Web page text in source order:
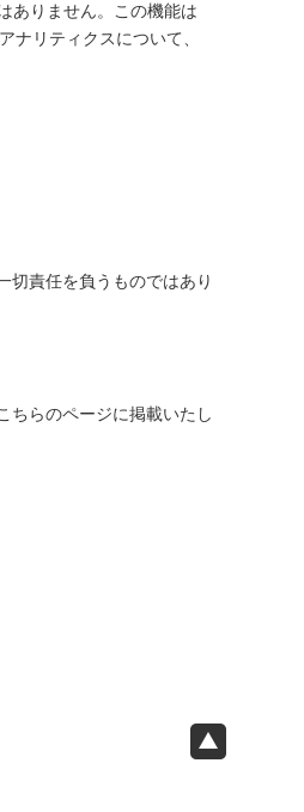
ありません。この機能は
ナリティクスについて、
切責任を負うものではあり
ちらのページに掲載いたし